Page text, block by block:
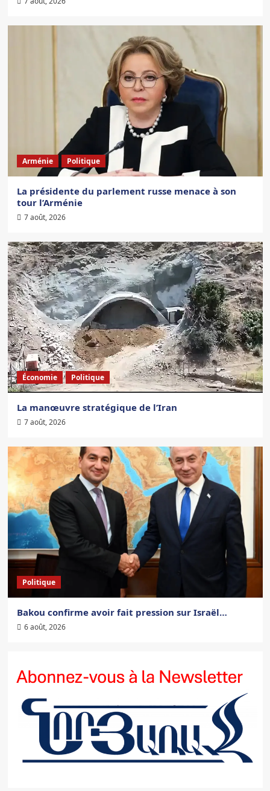
Arménie Politique
La présidente du parlement russe menace à son
tour l’Arménie
7 août, 2026
Économie Politique
La manœuvre stratégique de l’Iran
7 août, 2026
Politique
Bakou confirme avoir fait pression sur Israël…
6 août, 2026